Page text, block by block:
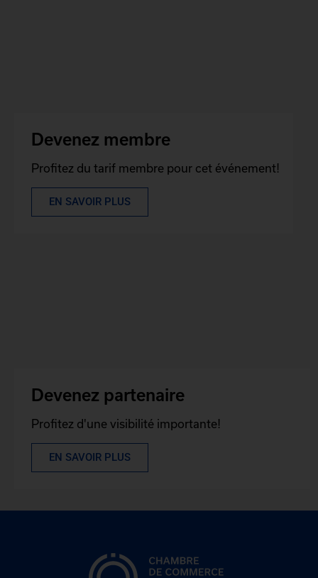
Devenez membre
Profitez du tarif membre pour cet événement!
EN SAVOIR PLUS
Devenez partenaire
Profitez d'une visibilité importante!
EN SAVOIR PLUS